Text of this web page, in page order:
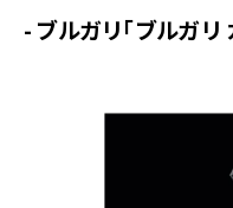
- ブルガリ「ブルガリ